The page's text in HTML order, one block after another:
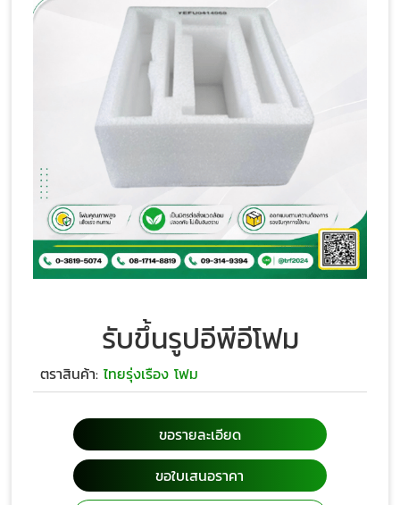
รับขึ้นรูปอีพีอีโฟม
ตราสินค้า: ไทยรุ่งเรือง โฟม
ขอรายละเอียด
ขอใบเสนอราคา